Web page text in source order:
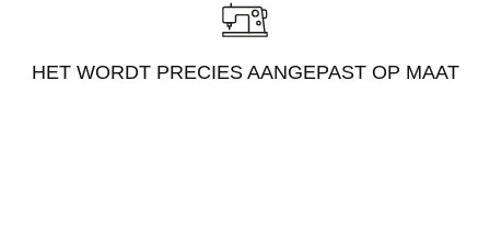
HET WORDT PRECIES AANGEPAST OP MAAT